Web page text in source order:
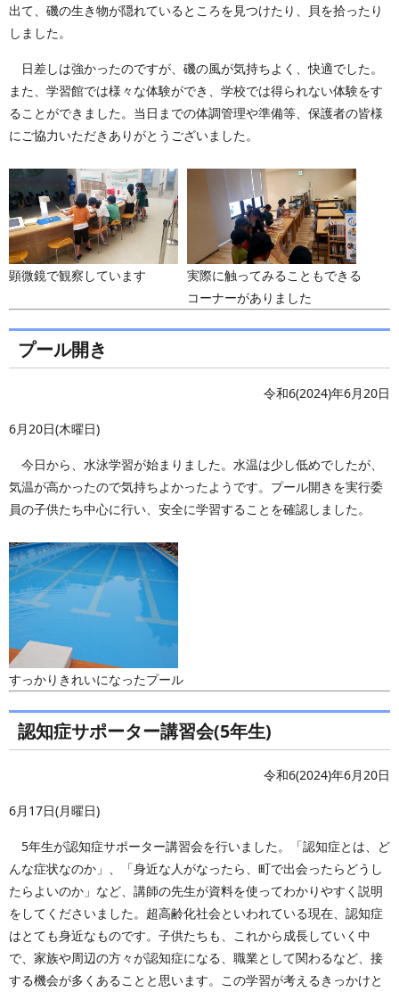
出て、磯の生き物が隠れているところを見つけたり、貝を拾ったり
しました。
日差しは強かったのですが、磯の風が気持ちよく、快適でした。
また、学習館では様々な体験ができ、学校では得られない体験をす
ることができました。当日までの体調管理や準備等、保護者の皆様
にご協力いただきありがとうございました。
顕微鏡で観察しています
実際に触ってみることもできる
コーナーがありました
プール開き
令和6(2024)年6月20日
6月20日(木曜日)
今日から、水泳学習が始まりました。水温は少し低めでしたが、
気温が高かったので気持ちよかったようです。プール開きを実行委
員の子供たち中心に行い、安全に学習することを確認しました。
すっかりきれいになったプール
認知症サポーター講習会(5年生)
令和6(2024)年6月20日
6月17日(月曜日)
5年生が認知症サポーター講習会を行いました。「認知症とは、ど
んな症状なのか」、「身近な人がなったら、町で出会ったらどうし
たらよいのか」など、講師の先生が資料を使ってわかりやすく説明
をしてくださいました。超高齢化社会といわれている現在、認知症
はとても身近なものです。子供たちも、これから成長していく中
で、家族や周辺の方々が認知症になる、職業として関わるなど、接
する機会が多くあることと思います。この学習が考えるきっかけと